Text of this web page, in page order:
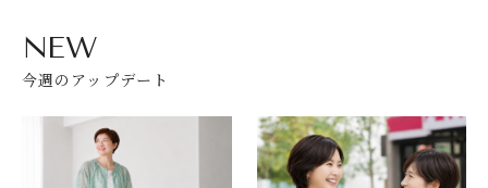
NEW
今週のアップデート